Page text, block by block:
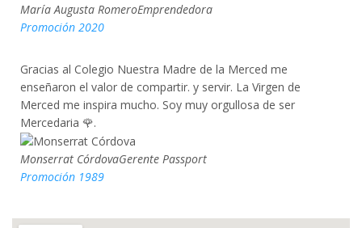
María Augusta RomeroEmprendedora
Promoción 2020
Gracias al Colegio Nuestra Madre de la Merced me
enseñaron el valor de compartir. y servir. La Virgen de
Merced me inspira mucho. Soy muy orgullosa de ser
Mercedaria 🌹.
Monserrat CórdovaGerente Passport
Promoción 1989